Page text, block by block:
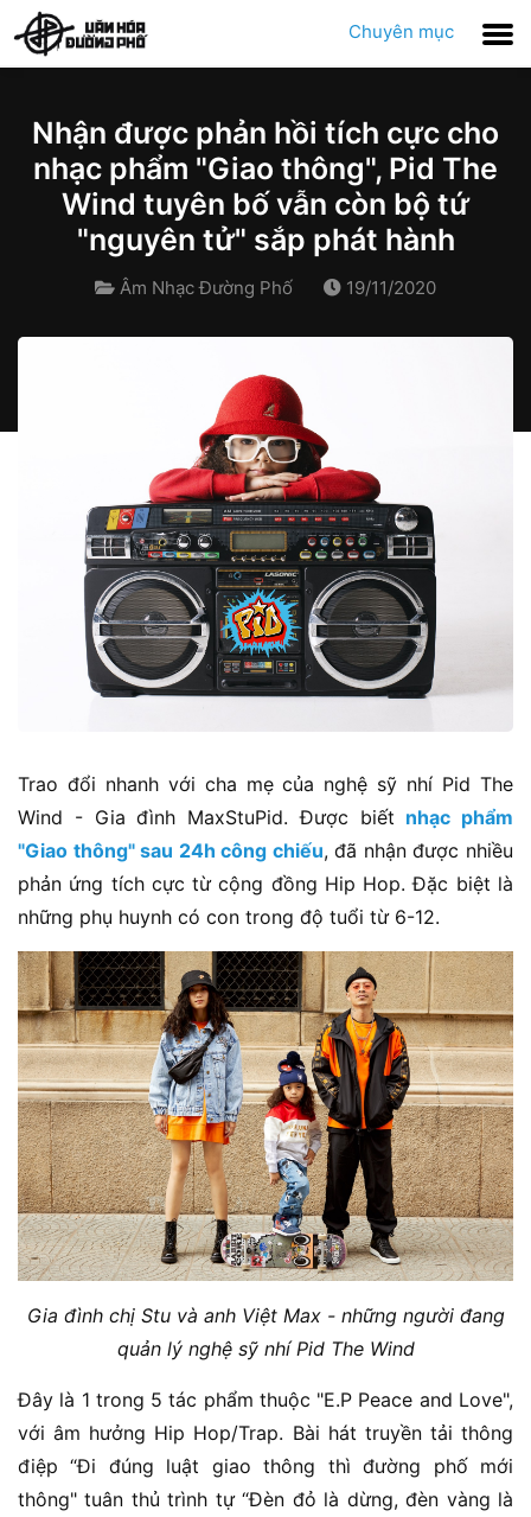
Chuyên mục
Nhận được phản hồi tích cực cho
nhạc phẩm "Giao thông", Pid The
Wind tuyên bố vẫn còn bộ tứ
"nguyên tử" sắp phát hành
Âm Nhạc Đường Phố 19/11/2020
Trao đổi nhanh với cha mẹ của nghệ sỹ nhí Pid The
Wind - Gia đình MaxStuPid. Được biết nhạc phẩm
"Giao thông" sau 24h công chiếu, đã nhận được nhiều
phản ứng tích cực từ cộng đồng Hip Hop. Đặc biệt là
những phụ huynh có con trong độ tuổi từ 6-12.
Gia đình chị Stu và anh Việt Max - những người đang
quản lý nghệ sỹ nhí Pid The Wind
Đây là 1 trong 5 tác phẩm thuộc "E.P Peace and Love",
với âm hưởng Hip Hop/Trap. Bài hát truyền tải thông
điệp “Đi đúng luật giao thông thì đường phố mới
thông" tuân thủ trình tự “Đèn đỏ là dừng, đèn vàng là